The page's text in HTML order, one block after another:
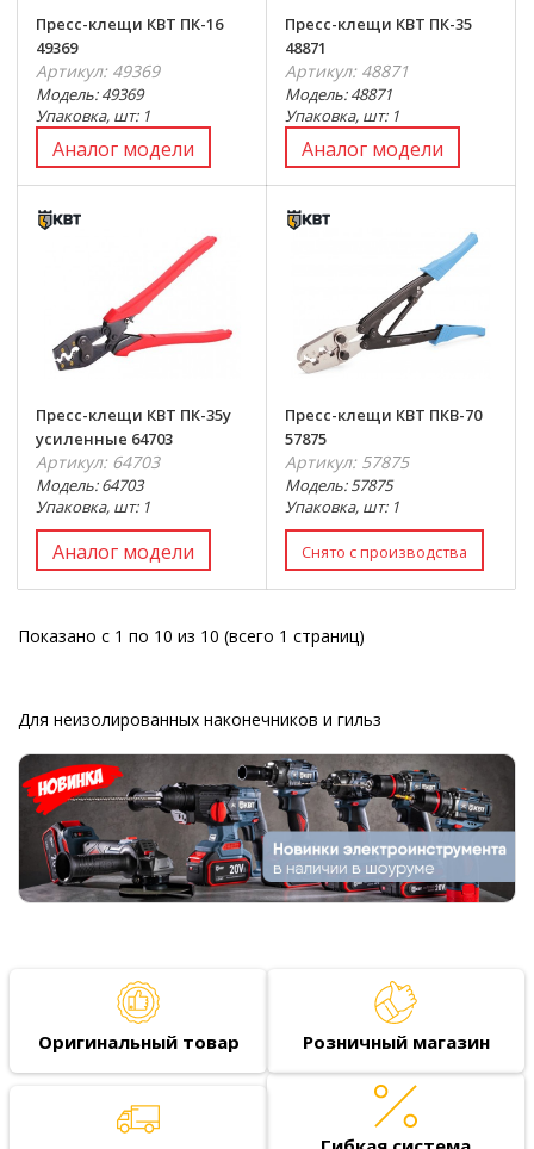
Пресс-клещи КВТ ПК-16
49369
Артикул: 49369
Модель: 49369
Упаковка, шт: 1
Аналог модели
Пресс-клещи КВТ ПК-35
48871
Артикул: 48871
Модель: 48871
Упаковка, шт: 1
Аналог модели
Пресс-клещи КВТ ПК-35у
усиленные 64703
Артикул: 64703
Модель: 64703
Упаковка, шт: 1
Аналог модели
Пресс-клещи КВТ ПКВ-70
57875
Артикул: 57875
Модель: 57875
Упаковка, шт: 1
Показано с 1 по 10 из 10 (всего 1 страниц)
Для неизолированных наконечников и гильз
Оригинальный товар Розничный магазин